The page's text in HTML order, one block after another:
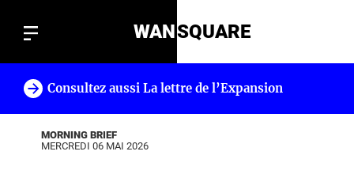
WANSQUARE
Consultez aussi La lettre de l’Expansion
MORNING BRIEF
MERCREDI 06 MAI 2026